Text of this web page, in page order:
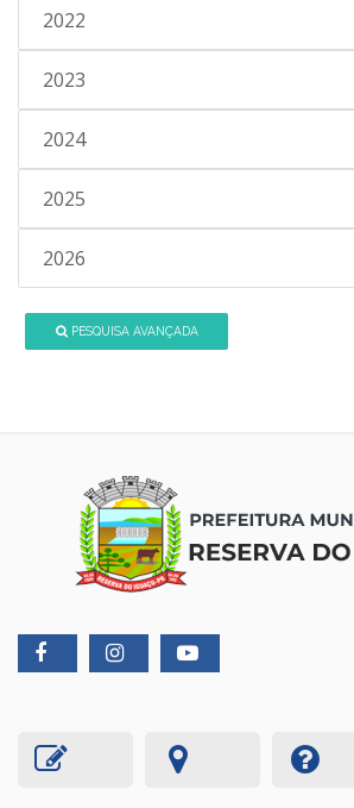
2022
2023
2024
2025
2026
PESQUISA AVANÇADA